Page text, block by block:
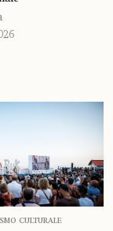
CULTURALE